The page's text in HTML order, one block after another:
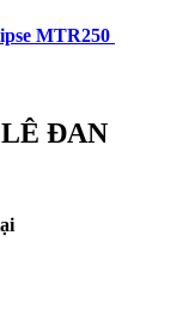
MTR250
ĐAN